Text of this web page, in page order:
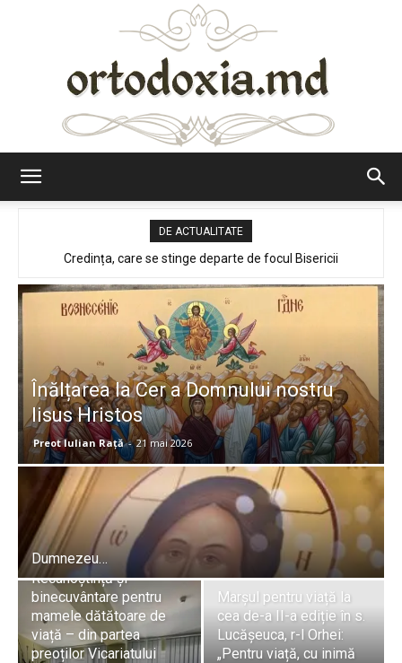
DE ACTUALITATE
Canada: campion mondial la Eutanasie
Înălțarea la Cer a Domnului nostru
Iisus Hristos
Preot Iulian Raţă - 21 mai 2026
Dumnezeu…
Recunoștință și
binecuvântare pentru
mamele dătătoare de
viață – din partea
preoților Vicariatului
Marșul pentru viață la
cea de-a II-a ediție în s.
Lucășeuca, r-l Orhei:
„Pentru viață, cu inimă